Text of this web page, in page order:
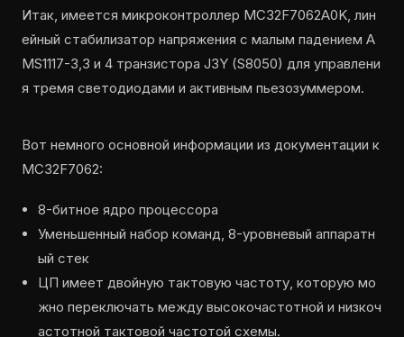
Итак, имеется микроконтроллер MC32F7062A0K, лин
ейный стабилизатор напряжения с малым падением A
MS1117-3,3 и 4 транзистора J3Y (S8050) для управлени
я тремя светодиодами и активным пьезозуммером.
Вот немного основной информации из документации к
MC32F7062:
8-битное ядро процессора
Уменьшенный набор команд, 8-уровневый аппаратн
ый стек
ЦП имеет двойную тактовую частоту, которую мо
жно переключать между высокочастотной и низкоч
астотной тактовой частотой схемы.